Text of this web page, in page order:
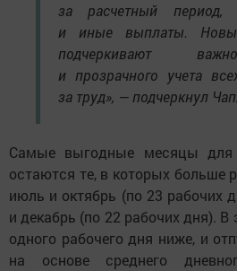
за расчетный период,
и иные выплаты.
подчеркивают
и прозрачного учета
за труд», — подчеркнул
Самые выгодные месяцы для
остаются те, в которых больше
июль и октябрь (по 23 рабочих
и декабрь (по 22 рабочих дня).
одного рабочего дня ниже, и
на основе среднего